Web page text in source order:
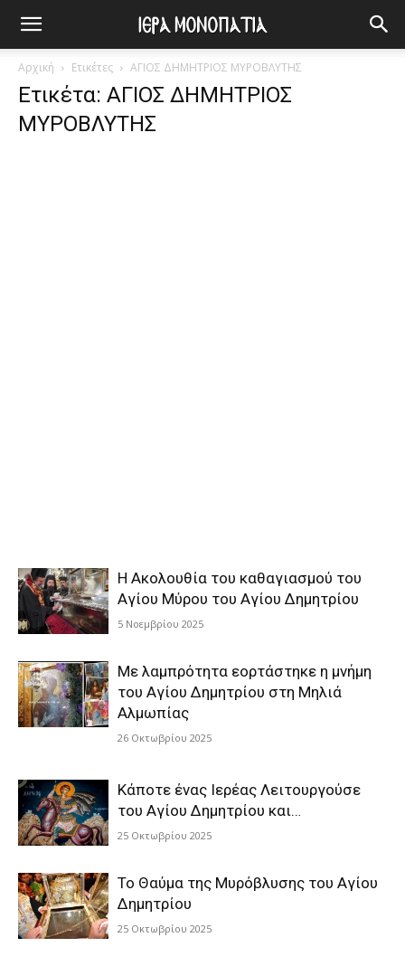
Αρχική Ετικέτες ΑΓΙΟΣ ΔΗΜΗΤΡΙΟΣ ΜΥΡΟΒΛΥΤΗΣ
Ετικέτα: ΑΓΙΟΣ ΔΗΜΗΤΡΙΟΣ
ΜΥΡΟΒΛΥΤΗΣ
Η Ακολουθία του καθαγιασμού του
Αγίου Μύρου του Αγίου Δημητρίου
5 Νοεμβρίου 2025
Με λαμπρότητα εορτάστηκε η μνήμη
του Αγίου Δημητρίου στη Μηλιά
Αλμωπίας
26 Οκτωβρίου 2025
Κάποτε ένας Ιερέας Λειτουργούσε
του Αγίου Δημητρίου και…
25 Οκτωβρίου 2025
Το Θαύμα της Μυρόβλυσης του Αγίου
Δημητρίου
25 Οκτωβρίου 2025